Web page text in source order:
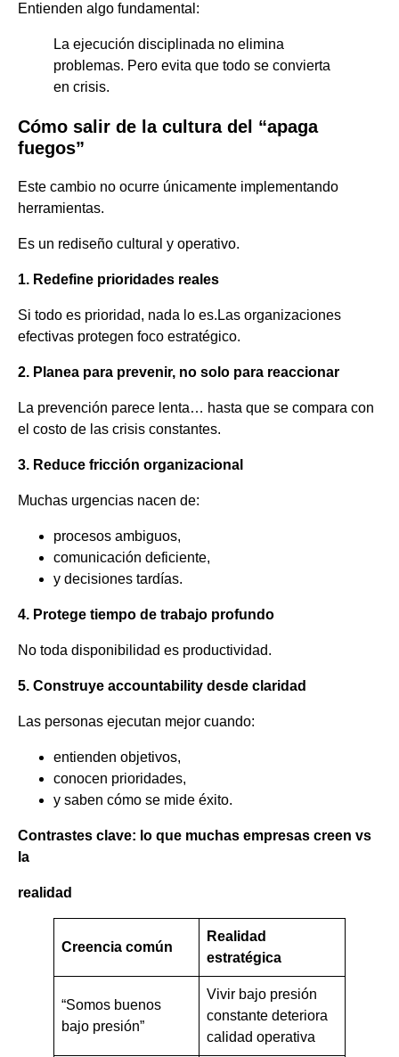
Entienden algo fundamental:
La ejecución disciplinada no elimina
problemas. Pero evita que todo se convierta
en crisis.
Cómo salir de la cultura del “apaga
fuegos”
Este cambio no ocurre únicamente implementando
herramientas.
Es un rediseño cultural y operativo.
1. Redefine prioridades reales
Si todo es prioridad, nada lo es.Las organizaciones
efectivas protegen foco estratégico.
2. Planea para prevenir, no solo para reaccionar
La prevención parece lenta… hasta que se compara con
el costo de las crisis constantes.
3. Reduce fricción organizacional
Muchas urgencias nacen de:
procesos ambiguos,
comunicación deficiente,
y decisiones tardías.
4. Protege tiempo de trabajo profundo
No toda disponibilidad es productividad.
5. Construye accountability desde claridad
Las personas ejecutan mejor cuando:
entienden objetivos,
conocen prioridades,
y saben cómo se mide éxito.
Contrastes clave: lo que muchas empresas creen vs
la
realidad
Creencia común
Realidad
estratégica
“Somos buenos
bajo presión”
Vivir bajo presión
constante deteriora
calidad operativa